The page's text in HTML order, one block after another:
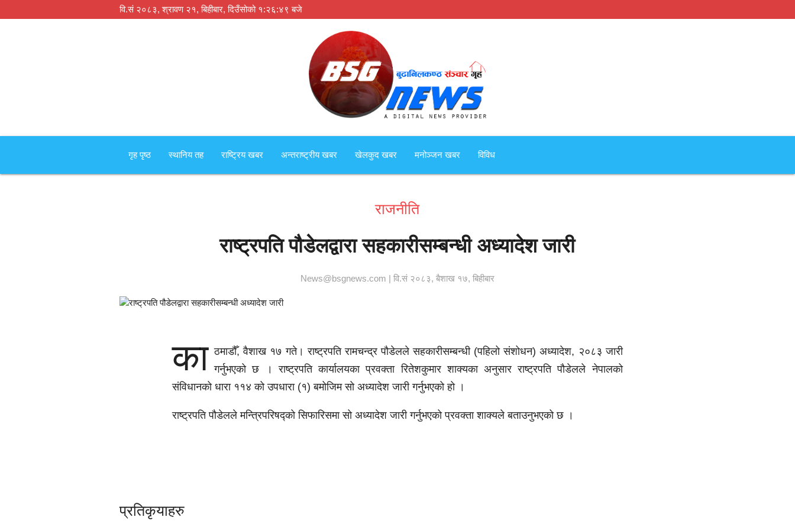
वि.सं २०८३, श्रावण २१, बिहीबार,दिउँसोको १:२६:४९ बजे
गृह पृष्‍ठ स्थानिय तह राष्ट्रिय खबर अन्तराष्ट्रीय खबर खेलकुद खबर मनोञ्जन खबर विविध
राजनीति
राष्ट्रपति पौडेलद्वारा सहकारीसम्बन्धी अध्यादेश जारी
News@bsgnews.com | वि.सं २०८३, बैशाख १७, बिहीबार
का ठमाडौँ, वैशाख १७ गते। राष्ट्रपति रामचन्द्र पौडेलले सहकारीसम्बन्धी (पहिलो संशोधन) अध्यादेश, २०८३ जारी
गर्नुभएको छ । राष्ट्रपति कार्यालयका प्रवक्ता रितेशकुमार शाक्यका अनुसार राष्ट्रपति पौडेलले नेपालको
संविधानको धारा ११४ को उपधारा (१) बमोजिम सो अध्यादेश जारी गर्नुभएको हो ।
राष्ट्रपति पौडेलले मन्त्रिपरिषद्को सिफारिसमा सो अध्यादेश जारी गर्नुभएको प्रवक्ता शाक्यले बताउनुभएको छ ।
प्रतिकृयाहरु